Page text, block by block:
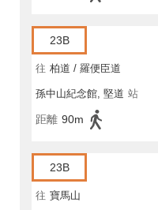
23B
往 柏道 / 羅便臣道
孫中山紀念館, 堅道 站
距離 90m
23B
往 寶馬山